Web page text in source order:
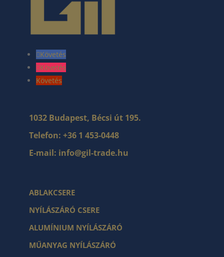
Követés
Követés
Követés
1032 Budapest, Bécsi út 195.
Telefon:+36 1 453-0448
E-mail: info@gil-trade.hu
ABLAKCSERE
NYÍLÁSZÁRÓ CSERE
ALUMÍNIUM NYÍLÁSZÁRÓ
MŰANYAG NYÍLÁSZÁRÓ